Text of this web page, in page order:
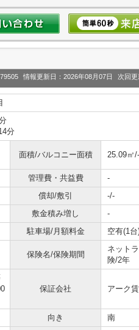
情報更新日：2026年08月07日 次回更
分
面積/バルコニー面積 25.09㎡/-
管理費・共益費
-
償却/敷引
-/-
敷金積み増し
-
駐車場/月額料金 空有(1
保険名/保険期間
ネット
険/2年
保証会社 アーク
向き
南